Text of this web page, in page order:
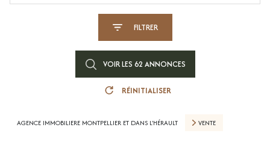
FILTRER
VOIR LES 62 ANNONCES
RÉINITIALISER
AGENCE IMMOBILIERE MONTPELLIER ET DANS L'HÉRAULT VENTE